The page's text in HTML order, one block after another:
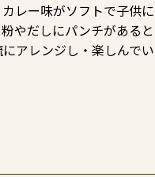
レー味がソフトで子供
やだしにパンチがある
アレンジし・楽しんで